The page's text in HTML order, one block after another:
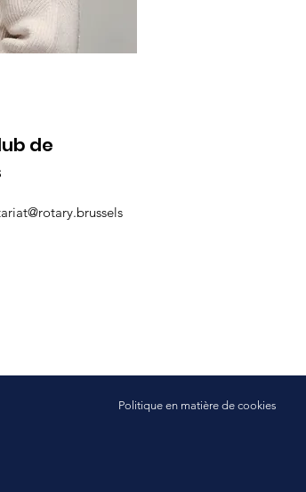
de
Politique en matière de cookies